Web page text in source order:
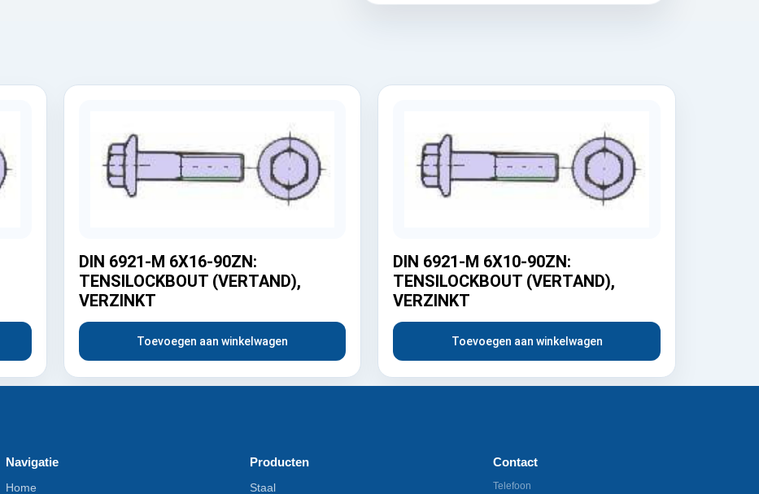
DIN 6921-M 6X16-90ZN:
TENSILOCKBOUT (VERTAND),
VERZINKT
Toevoegen aan winkelwagen
DIN 6921-M 6X10-90ZN:
TENSILOCKBOUT (VERTAND),
VERZINKT
Toevoegen aan winkelwagen
Navigatie
Home
Producten
Staal
Contact
Telefoon